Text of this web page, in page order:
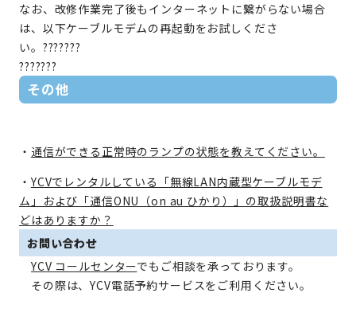
なお、改修作業完了後もインターネットに繋がらない場合
は、以下ケーブルモデムの再起動をお試しくださ
い。???????
???????
その他
・ 通信ができる正常時のランプの状態を教えてください。
・ YCVでレンタルしている「無線LAN内蔵型ケーブルモデ
ム」および「通信ONU（on au ひかり）」の取扱説明書な
どはありますか？
お問い合わせ
YCV コールセンターでもご相談を承っております。
その際は、YCV電話予約サービスをご利用ください。